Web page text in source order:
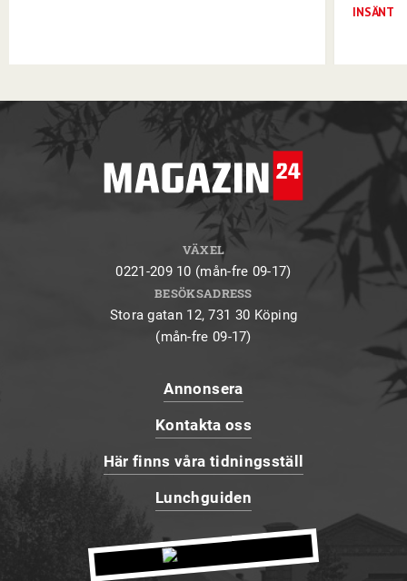
INSÄNT
VÄXEL
0221-209 10 (mån-fre 09-17)
BESÖKSADRESS
Stora gatan 12, 731 30 Köping
(mån-fre 09-17)
Annonsera
Kontakta oss
Här finns våra tidningsställ
Lunchguiden